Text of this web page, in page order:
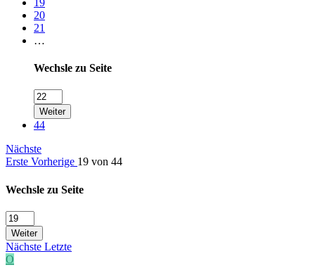
20
21
…
Wechsle zu Seite
Weiter
44
Nächste
Erste Vorherige 19 von 44
Wechsle zu Seite
Weiter
Nächste Letzte
O